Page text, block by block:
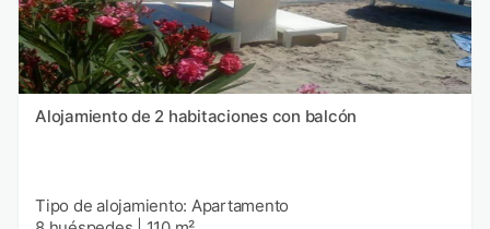
Alojamiento de 2 habitaciones con balcón
Tipo de alojamiento: Apartamento